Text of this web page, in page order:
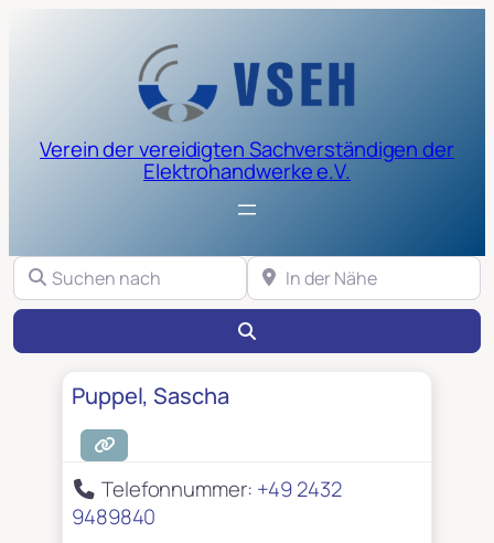
Verein der vereidigten Sachverständigen der
Elektrohandwerke e.V.
Suchen nach In der Nähe
Puppel, Sascha
Telefonnummer: +49 2432
9489840